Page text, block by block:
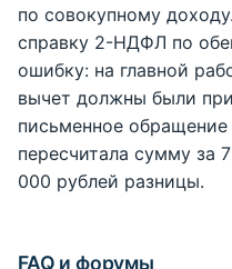
по совокупному
справку 2-НДФЛ по
ошибку: на главной
вычет должны были
письменное
пересчитала сумму за
000 рублей разницы.
FAQ и форумы